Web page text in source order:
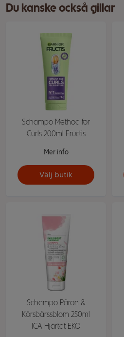
Du kanske också gillar
Schampo Method for
Curls 200ml Fructis
Mer info
Välj butik
Schampo Päron &
Körsbärssblom 250ml
ICA Hjärtat EKO